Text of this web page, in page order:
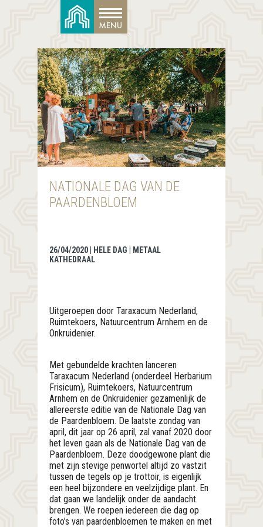
NATIONALE DAG VAN DE
PAARDENBLOEM
26/04/2020 | HELE DAG | METAAL
KATHEDRAAL
Uitgeroepen door Taraxacum Nederland,
Ruimtekoers, Natuurcentrum Arnhem en de
Onkruidenier.
Met gebundelde krachten lanceren
Taraxacum Nederland (onderdeel Herbarium
Frisicum), Ruimtekoers, Natuurcentrum
Arnhem en de Onkruidenier gezamenlijk de
allereerste editie van de Nationale Dag van
de Paardenbloem. De laatste zondag van
april, dit jaar op 26 april, zal vanaf 2020 door
het leven gaan als de Nationale Dag van de
Paardenbloem. Deze doodgewone plant die
met zijn stevige penwortel altijd zo vastzit
tussen de tegels op je trottoir, is eigenlijk
een heel bijzondere en veelzijdige plant. En
dat gaan we landelijk onder de aandacht
brengen. We roepen iedereen die dag op
foto’s van paardenbloemen te maken en met